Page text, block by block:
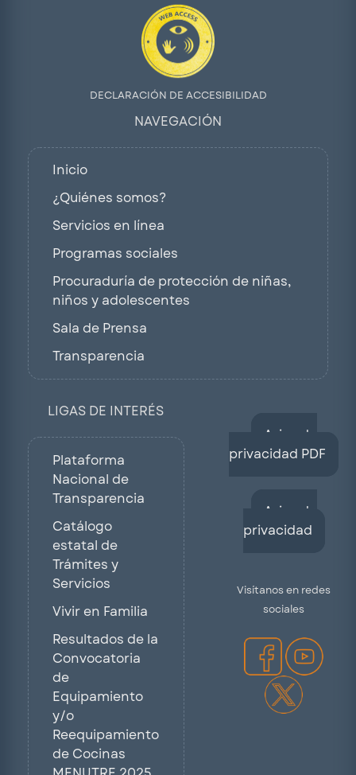
DECLARACIÓN DE ACCESIBILIDAD
NAVEGACIÓN
Inicio
¿Quiénes somos?
Servicios en línea
Programas sociales
Procuraduría de protección de niñas,
niños y adolescentes
Sala de Prensa
Transparencia
LIGAS DE INTERÉS
Plataforma
Nacional de
Transparencia
Catálogo
estatal de
Trámites y
Servicios
Vivir en Familia
Resultados de la
Convocatoria
de
Equipamiento
y/o
Reequipamiento
de Cocinas
Aviso de
privacidad PDF
Aviso de
privacidad
Visítanos en redes
sociales